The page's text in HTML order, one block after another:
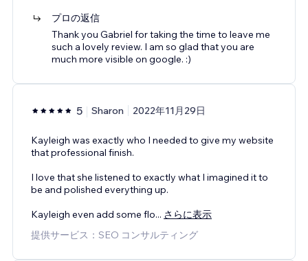
プロの返信
Thank you Gabriel for taking the time to leave me
such a lovely review. I am so glad that you are
much more visible on google. :)
5 Sharon 2022年11月29日
Kayleigh was exactly who I needed to give my website
that professional finish.
I love that she listened to exactly what I imagined it to
be and polished everything up.
Kayleigh even add some flo... さらに表示
提供サービス：SEO コンサルティング